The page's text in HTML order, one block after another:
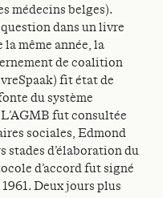
médecins belges).
dans un livre
même année, la
de coalition
fit état de
du système
fut consultée
sociales, Edmond
stades d’élaboration du
d’accord fut signé
Deux jours plus